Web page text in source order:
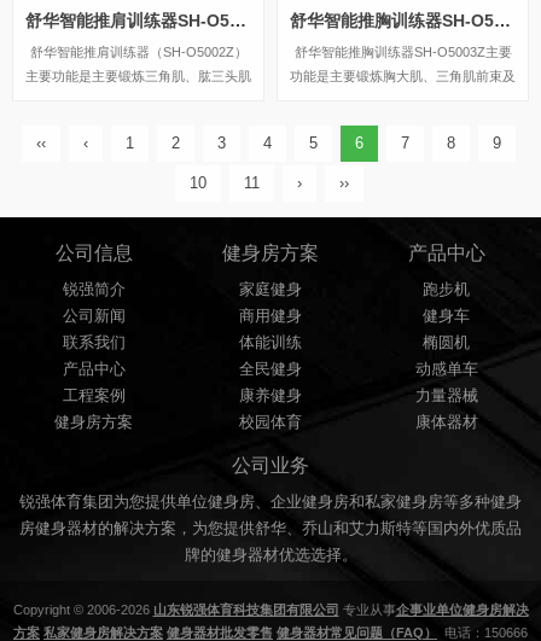
舒华智能推肩训练器SH-O5002Z
舒华智能推肩训练器（SH-O5002Z）
主要功能是主要锻炼三角肌、肱三头肌
舒华智能推胸训练器SH-O5003Z
舒华智能推胸训练器SH-O5003Z主要
功能是主要锻炼胸大肌、三角肌前束及
‹‹ ‹ 1 2 3 4 5 6 7 8 9
10 11 › ››
公司信息
锐强简介
公司新闻
联系我们
产品中心
工程案例
健身房方案
健身房方案
家庭健身
商用健身
体能训练
全民健身
康养健身
校园体育
产品中心
跑步机
健身车
椭圆机
动感单车
力量器械
康体器材
公司业务
锐强体育集团为您提供单位健身房、企业健身房和私家健身房等多种健身
房健身器材的解决方案，为您提供舒华、乔山和艾力斯特等国内外优质品
牌的健身器材优选选择。
Copyright © 2006-2026 山东锐强体育科技集团有限公司 专业从事企事业单位健身房解决
方案 私家健身房解决方案 健身器材批发零售 健身器材常见问题（FAQ） 电话：150666